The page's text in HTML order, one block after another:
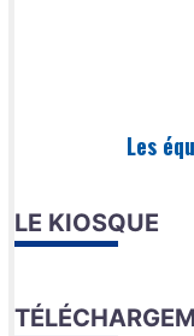
Les
LE KIOSQUE